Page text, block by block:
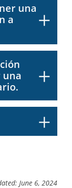
una
a
June 6, 2024